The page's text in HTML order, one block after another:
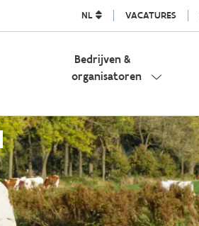
NL VACATURES
Bedrijven &
organisatoren